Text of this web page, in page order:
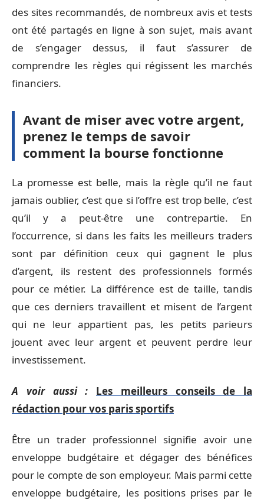
des sites recommandés, de nombreux avis et tests
ont été partagés en ligne à son sujet, mais avant
de s’engager dessus, il faut s’assurer de
comprendre les règles qui régissent les marchés
financiers.
Avant de miser avec votre argent,
prenez le temps de savoir
comment la bourse fonctionne
La promesse est belle, mais la règle qu’il ne faut
jamais oublier, c’est que si l’offre est trop belle, c’est
qu’il y a peut-être une contrepartie. En
l’occurrence, si dans les faits les meilleurs traders
sont par définition ceux qui gagnent le plus
d’argent, ils restent des professionnels formés
pour ce métier. La différence est de taille, tandis
que ces derniers travaillent et misent de l’argent
qui ne leur appartient pas, les petits parieurs
jouent avec leur argent et peuvent perdre leur
investissement.
A voir aussi :
Les meilleurs conseils de la
rédaction pour vos paris sportifs
Être un trader professionnel signifie avoir une
enveloppe budgétaire et dégager des bénéfices
pour le compte de son employeur. Mais parmi cette
enveloppe budgétaire, les positions prises par le